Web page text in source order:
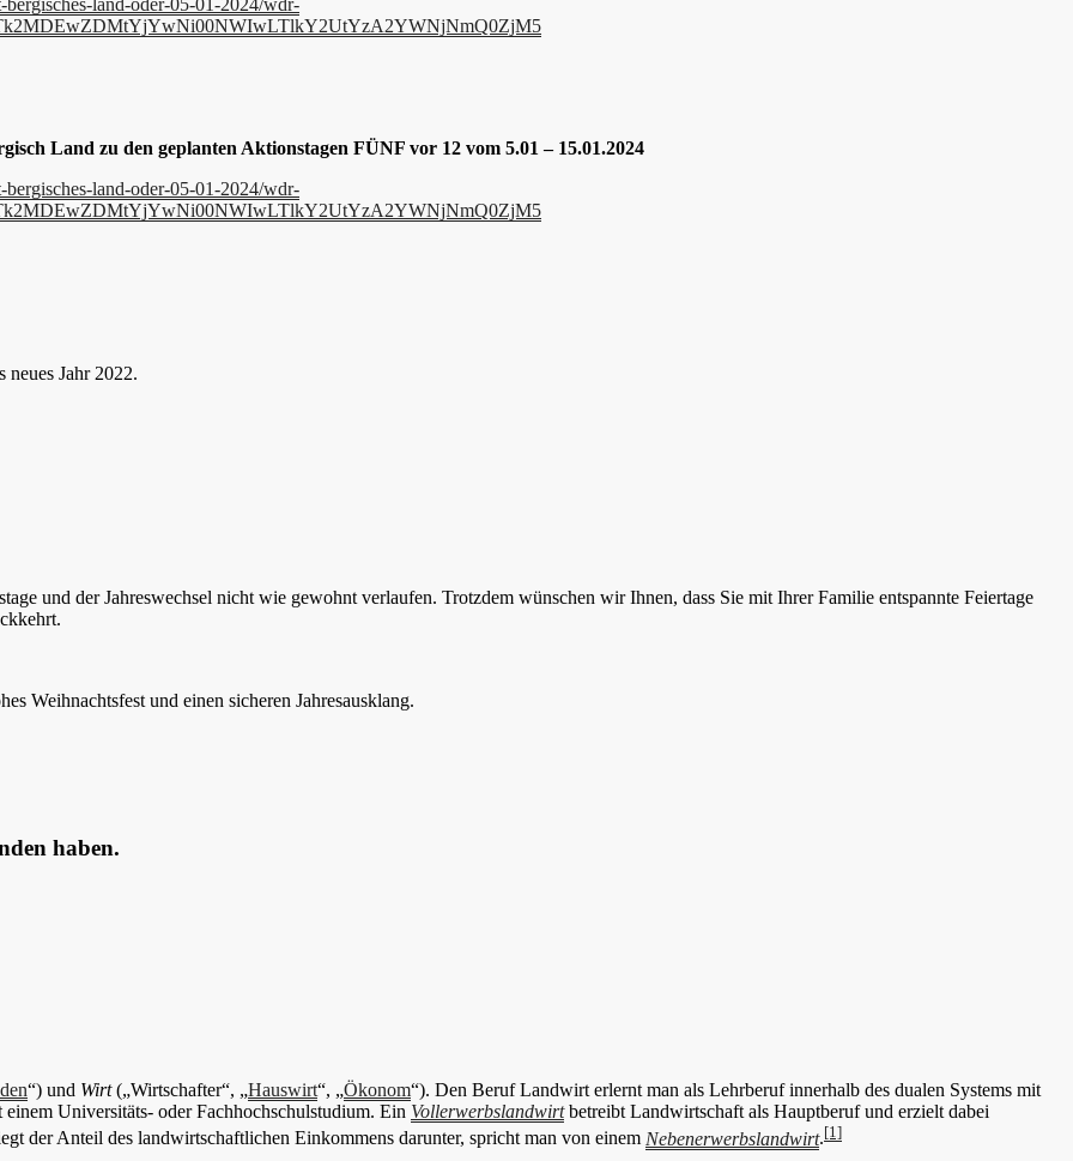
land-oder-05-01-2024/wdr-
Land zu den geplanten Aktionstagen FÜNF vor 12 vom 5.01 – 15.01.2024
land-oder-05-01-2024/wdr-
Jahr 2022.
und der Jahreswechsel nicht wie gewohnt verlaufen. Trotzdem wünschen wir Ihnen, dass Sie mit Ihrer Familie entspannte Feiertage
Weihnachtsfest und einen sicheren Jahresausklang.
haben.
“) und Wirt(„Wirtschafter“, „Hauswirt“, „Ökonom“). Den Beruf Landwirt erlernt man als Lehrberuf innerhalb des dualen Systems mit
Universitäts- oder Fachhochschulstudium. Ein Vollerwerbslandwirtbetreibt Landwirtschaft als Hauptberuf und erzielt dabei
der Anteil des landwirtschaftlichen Einkommens darunter, spricht man von einem Nebenerwerbslandwirt.[1]